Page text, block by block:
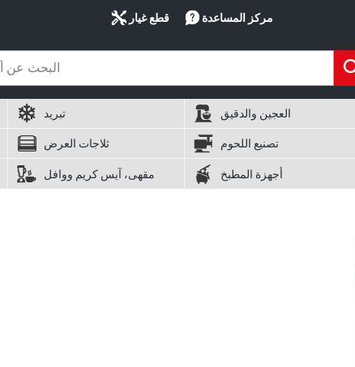
قطع غيار مركز المساعدة
تبريد العجين والدقيق
ثلاجات العرض تصنيع اللحوم
مقهى، آيس كريم ووافل أجهزة المطبخ